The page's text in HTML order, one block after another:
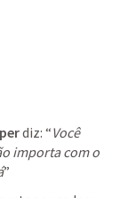
diz: “Você
importa com o
”